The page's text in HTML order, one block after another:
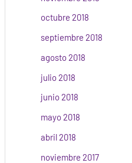
octubre 2018
septiembre 2018
agosto 2018
julio 2018
junio 2018
mayo 2018
abril 2018
noviembre 2017